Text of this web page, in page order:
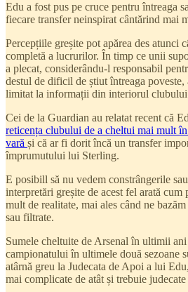
Edu a fost pus pe cruce pentru întreaga
fiecare transfer neinspirat cântărind mai
Percepțiile greșite pot apărea des atunci
completă a lucrurilor. În timp ce unii
a plecat, considerându-l responsabil
destul de dificil de știut întreaga poveste,
limitat la informații din interiorul
Cei de la Guardian au relatat recent că
reticența clubului de a cheltui mai mult
vară și că ar fi dorit încă un transfer
împrumutului lui Sterling.
E posibill să nu vedem constrângerile
interpretări greșite de acest fel arată cum
mult de realitate, mai ales când ne
sau filtrate.
Sumele cheltuite de Arsenal în ultimii
campionatului în ultimele două sezoane
atârnă greu la Judecata de Apoi a lui
mai complicate de atât și trebuie